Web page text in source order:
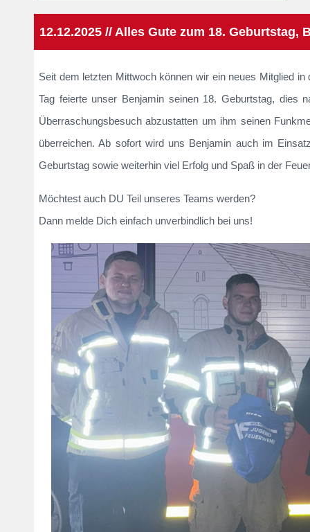
12.12.2025 // Alles Gute zum 18. Geburtstag,
Seit dem letzten Mittwoch können wir ein neues Mitglied
Tag feierte unser Benjamin seinen 18. Geburtstag, dies
Überraschungsbesuch abzustatten um ihm seinen
überreichen. Ab sofort wird uns Benjamin auch im
Geburtstag sowie weiterhin viel Erfolg und Spaß in der
Möchtest auch DU Teil unseres Teams werden?
Dann melde Dich einfach unverbindlich bei uns!